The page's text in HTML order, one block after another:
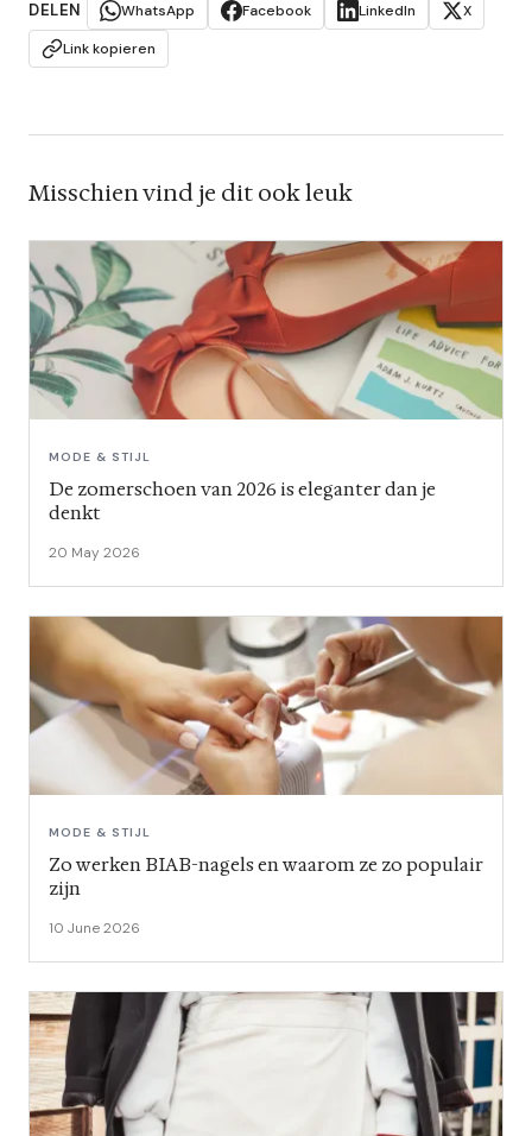
DELEN WhatsApp Facebook LinkedIn
X
Link kopieren
Misschien vind je dit ook leuk
MODE & STIJL
De zomerschoen van 2026 is eleganter dan je
denkt
20 May 2026
MODE & STIJL
Zo werken BIAB-nagels en waarom ze zo populair
zijn
10 June 2026